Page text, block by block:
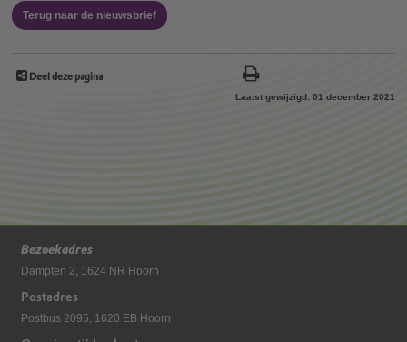
Terug naar de nieuwsbrief
Deel deze pagina
Laatst gewijzigd: 01 december 2021
Bezoekadres
Dampten 2, 1624 NR Hoorn
Postadres
Postbus 2095, 1620 EB Hoorn